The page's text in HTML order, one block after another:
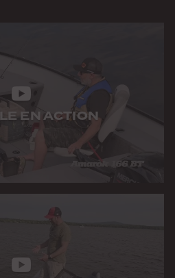
EN ACTION